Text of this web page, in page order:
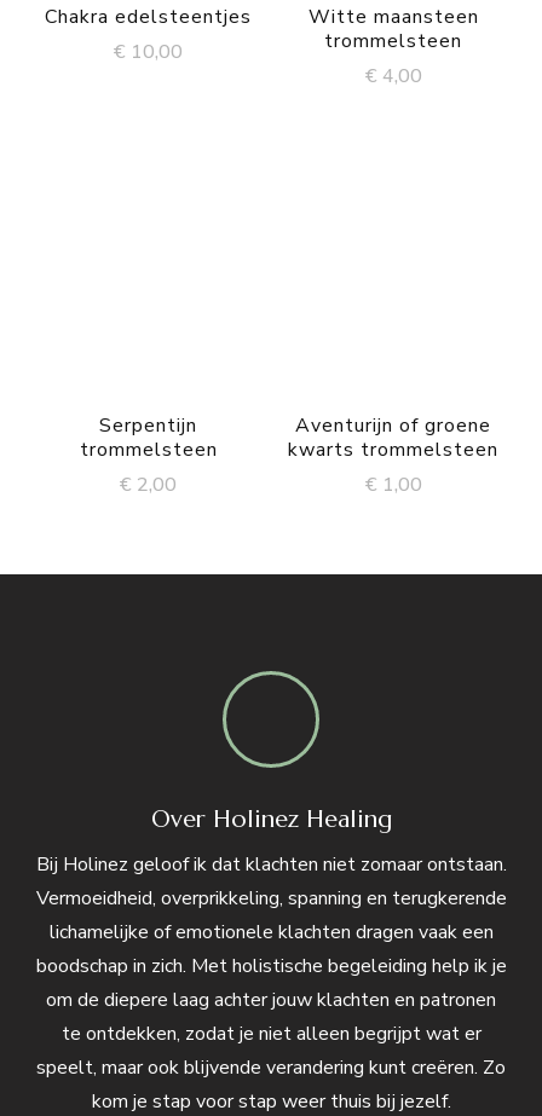
Chakra edelsteentjes
€ 10,00
Witte maansteen
trommelsteen
€ 4,00
Serpentijn
trommelsteen
€ 2,00
Aventurijn of groene
kwarts trommelsteen
€ 1,00
Over Holinez Healing
Bij Holinez geloof ik dat klachten niet zomaar ontstaan.
Vermoeidheid, overprikkeling, spanning en terugkerende
lichamelijke of emotionele klachten dragen vaak een
boodschap in zich. Met holistische begeleiding help ik je
om de diepere laag achter jouw klachten en patronen
te ontdekken, zodat je niet alleen begrijpt wat er
speelt, maar ook blijvende verandering kunt creëren. Zo
kom je stap voor stap weer thuis bij jezelf.